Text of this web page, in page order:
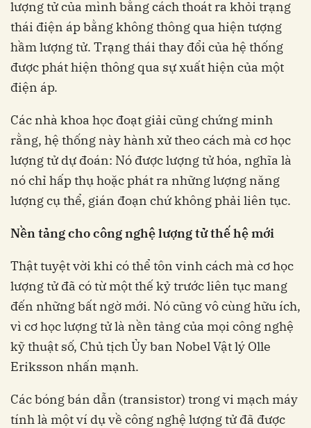
lượng tử của mình bằng cách thoát ra khỏi trạng
thái điện áp bằng không thông qua hiện tượng
hầm lượng tử. Trạng thái thay đổi của hệ thống
được phát hiện thông qua sự xuất hiện của một
điện áp.
Các nhà khoa học đoạt giải cũng chứng minh
rằng, hệ thống này hành xử theo cách mà cơ học
lượng tử dự đoán: Nó được lượng tử hóa, nghĩa là
nó chỉ hấp thụ hoặc phát ra những lượng năng
lượng cụ thể, gián đoạn chứ không phải liên tục.
Nền tảng cho công nghệ lượng tử thế hệ mới
Thật tuyệt vời khi có thể tôn vinh cách mà cơ học
lượng tử đã có từ một thế kỷ trước liên tục mang
đến những bất ngờ mới. Nó cũng vô cùng hữu ích,
vì cơ học lượng tử là nền tảng của mọi công nghệ
kỹ thuật số, Chủ tịch Ủy ban Nobel Vật lý Olle
Eriksson nhấn mạnh.
Các bóng bán dẫn (transistor) trong vi mạch máy
tính là một ví dụ về công nghệ lượng tử đã được